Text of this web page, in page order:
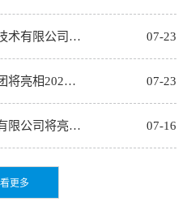
展商推介|北京迪安波安全技术有限公司将亮相2026上海国际冶金展览会 07-23
展商推介|六安钢铁控股集团将亮相2026上海国际冶金展览会 07-23
展商推介|济南欧贝特轴承有限公司将亮相第二十四届中国国际冶金工业展览会 07-16
更多